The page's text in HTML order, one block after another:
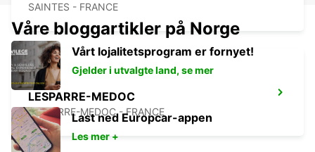
SAINTES - FRANCE
LESPARRE-MEDOC
LESPARRE-MEDOC - FRANCE
Våre bloggartikler på Norge
Vårt lojalitetsprogram er fornyet!
Gjelder i utvalgte land, se mer
Last ned Europcar-appen
Les mer +